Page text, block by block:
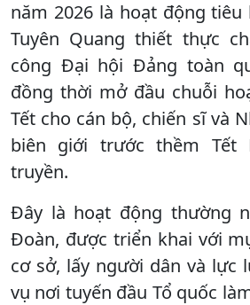
năm 2026 là hoạt động
Tuyên Quang thiết thực
công Đại hội Đảng toàn
đồng thời mở đầu chuỗi
Tết cho cán bộ, chiến sĩ và
biên giới trước thềm Tết
truyền.
Đây là hoạt động thường
Đoàn, được triển khai với
cơ sở, lấy người dân và lực
vụ nơi tuyến đầu Tổ quốc